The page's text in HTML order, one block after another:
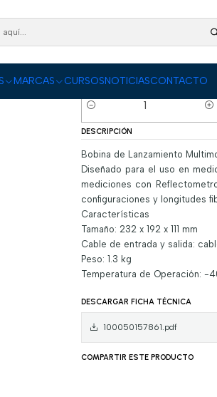
MARCAS CURSOSNOTICIASCONTACTO
Bobina de
mt LC-SC UPC
|
Cantidad
DESCRIPCIÓN
Bobina de Lanzamiento
Diseñado para el uso en
mediciones con
configuraciones y longitudes
Características
Tamaño: 232 x 192 x 111 mm
Cable de entrada y salida:
Peso: 1.3 kg
Temperatura de Operación: -
DESCARGAR FICHA TÉCNICA
100050157861.pdf
COMPARTIR ESTE PRODUCTO